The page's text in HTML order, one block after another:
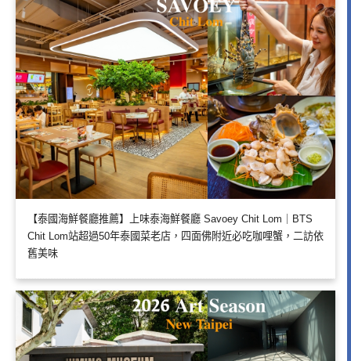
【泰國海鮮餐廳推薦】上味泰海鮮餐廳 Savoey Chit Lom｜BTS
Chit Lom站超過50年泰國菜老店，四面佛附近必吃咖哩蟹，二訪依
舊美味